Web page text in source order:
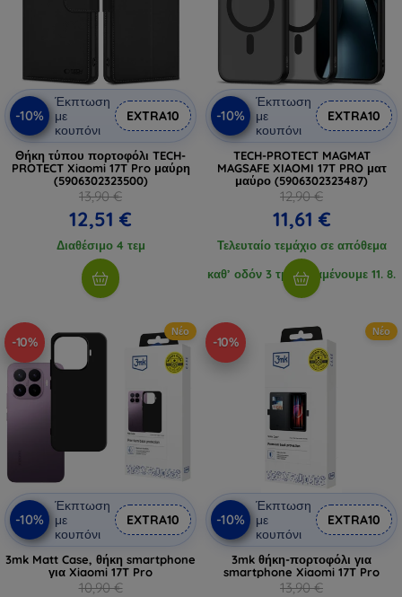
-10%
Έκπτωση
με
κουπόνι
EXTRA10
Θήκη τύπου πορτοφόλι TECH-
PROTECT Xiaomi 17T Pro μαύρη
(5906302323500)
13,90 €
12,51 €
Διαθέσιμο 4 τεμ
-10%
Έκπτωση
με
κουπόνι
EXTRA10
TECH-PROTECT MAGMAT
MAGSAFE XIAOMI 17T PRO ματ
μαύρο (5906302323487)
12,90 €
11,61 €
Τελευταίο τεμάχιο σε απόθεμα
καθ’ οδόν 3 τμχ, αναμένουμε 11. 8.
2026
-10%
Νέο
-10%
Έκπτωση
με
κουπόνι
EXTRA10
3mk Matt Case, θήκη smartphone
για Xiaomi 17T Pro
10,90 €
-10%
Νέο
-10%
Έκπτωση
με
κουπόνι
EXTRA10
3mk θήκη-πορτοφόλι για
smartphone Xiaomi 17T Pro
13,90 €